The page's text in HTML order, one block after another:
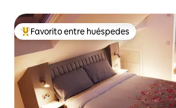
De los mejores en Favorito entre
Favorito entre huéspedes